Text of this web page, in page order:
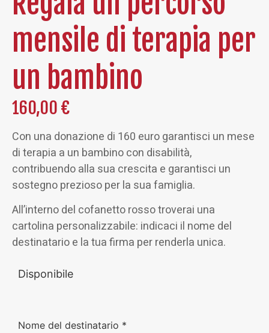
mensile di terapia per
un bambino
160,00 €
Con una donazione di 160 euro garantisci un mese
di terapia a un bambino con disabilità,
contribuendo alla sua crescita e garantisci un
sostegno prezioso per la sua famiglia.
All’interno del cofanetto rosso troverai una
cartolina personalizzabile: indicaci il nome del
destinatario e la tua firma per renderla unica.
Disponibile
Nome del destinatario *